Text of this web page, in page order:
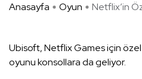
Anasayfa Oyun Netflix’in
Ubisoft, Netflix Games için
oyunu konsollara da geliyor.